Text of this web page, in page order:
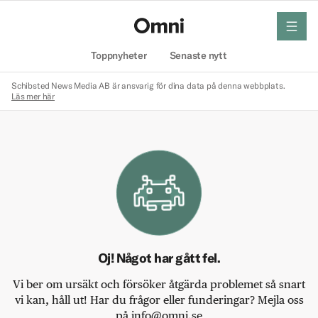
Toppnyheter Senaste nytt
meny
Schibsted News Media AB är ansvarig för dina data på denna webbplats.
Läs mer här
Oj! Något har gått fel.
Vi ber om ursäkt och försöker åtgärda problemet så snart
vi kan, håll ut! Har du frågor eller funderingar? Mejla oss